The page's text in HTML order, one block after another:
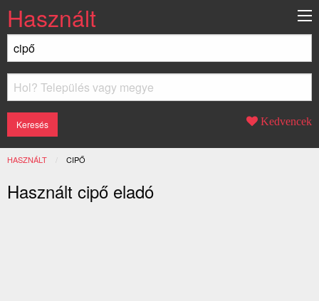
Használt
Kedvencek
HASZNÁLT JELENLEGI:
CIPŐ
Használt cipő eladó